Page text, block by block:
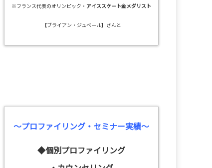
※フランス代表のオリンピック・ アイススケート金メダリスト
【ブライアン・ジュベール】さんと
～プロファイリング・セミナー実績～
◆個別プロファイリング